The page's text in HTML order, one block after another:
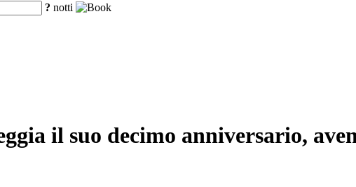
? notti
il suo decimo anniversario,